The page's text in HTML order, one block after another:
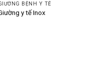
BỆNH Y TẾ
y tế Inox